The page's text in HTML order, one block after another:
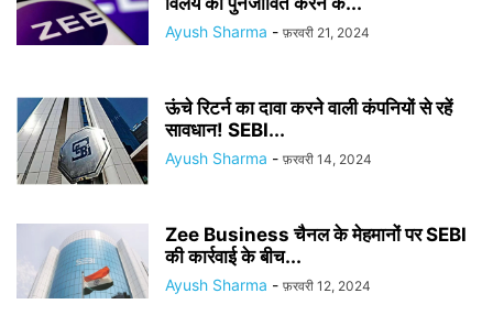
Ayush Sharma - फ़रवरी 21, 2024
ऊंचे रिटर्न का दावा करने वाली कंपनियों से रहें
सावधान! SEBI...
Ayush Sharma - फ़रवरी 14, 2024
Zee Business चैनल के मेहमानों पर SEBI
की कार्रवाई के बीच...
Ayush Sharma - फ़रवरी 12, 2024